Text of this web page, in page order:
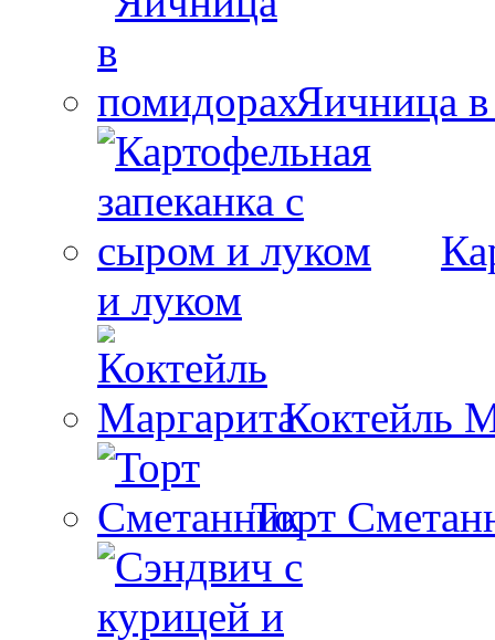
Яичница
и луком
Коктейль
Торт